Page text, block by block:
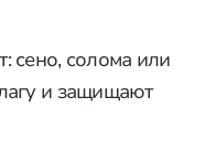
сено, солома или
и защищают